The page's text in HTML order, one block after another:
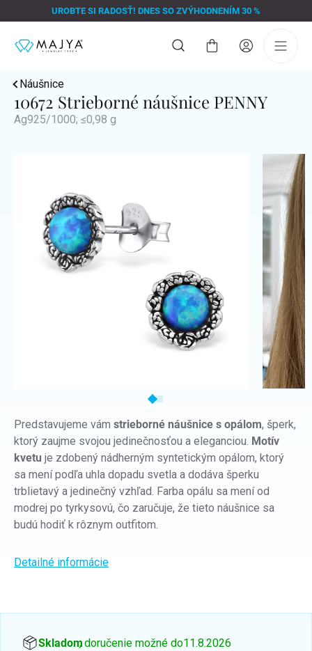
na
UROBTE SI RADOSŤ! DNES SO ZVÝHODNENÍM 30 %
Nákupný
Náušnice
10672 Strieborné náušnice PENNY
Ag925/1000; ≤0,98 g
Predstavujeme vám strieborné náušnice s opálom, šperk,
ktorý zaujme svojou jedinečnosťou a eleganciou. Motív
kvetu je zdobený nádherným syntetickým opálom, ktorý
sa mení podľa uhla dopadu svetla a dodáva šperku
trblietavý a jedinečný vzhľad. Farba opálu sa mení od
modrej po tyrkysovú, čo zaručuje, že tieto náušnice sa
budú hodiť k rôznym outfitom.
Detailné informácie
Skladom, doručenie možné do11.8.2026